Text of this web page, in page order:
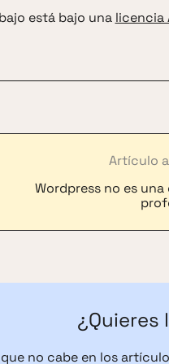
está bajo una licencia
Artículo
Wordpress no es
¿Quieres
no cabe en los